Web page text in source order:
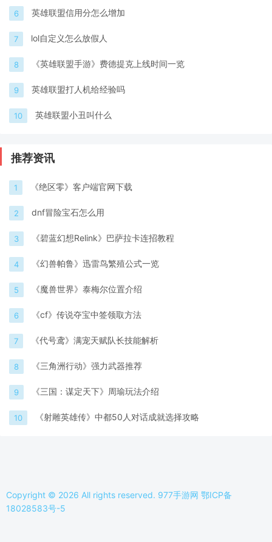
6 英雄联盟信用分怎么增加
7 lol自定义怎么放假人
8 《英雄联盟手游》费德提克上线时间一览
9 英雄联盟打人机给经验吗
10 英雄联盟小丑叫什么
推荐资讯
1 《绝区零》客户端官网下载
2 dnf冒险宝石怎么用
3 《碧蓝幻想Relink》巴萨拉卡连招教程
4 《幻兽帕鲁》迅雷鸟繁殖公式一览
5 《魔兽世界》泰梅尔位置介绍
6 《cf》传说夺宝中签领取方法
7 《代号鸢》满宠天赋队长技能解析
8 《三角洲行动》强力武器推荐
9 《三国：谋定天下》周瑜玩法介绍
10 《射雕英雄传》中都50人对话成就选择攻略
Copyright © 2026 All rights reserved. 977手游网 鄂ICP备
18028583号-5